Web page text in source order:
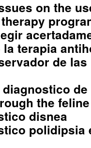
on the
terapia
de
the
disnea
polidipsia